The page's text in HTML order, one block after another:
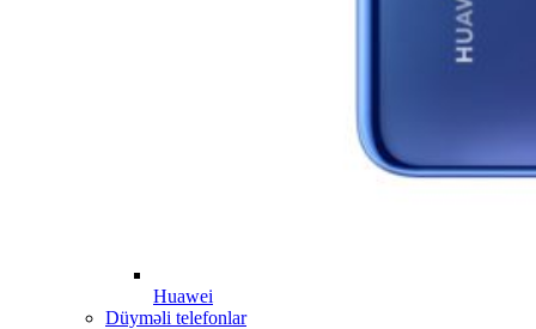
Huawei
Düyməli telefonlar